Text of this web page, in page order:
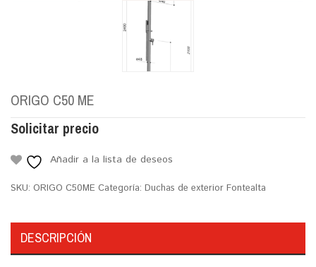
ORIGO C50 ME
Solicitar precio
Añadir a la lista de deseos
SKU: ORIGO C50ME Categoría: Duchas de exterior Fontealta
DESCRIPCIÓN